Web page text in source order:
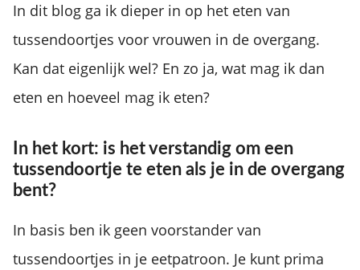
In dit blog ga ik dieper in op het eten van
tussendoortjes voor vrouwen in de overgang.
Kan dat eigenlijk wel? En zo ja, wat mag ik dan
eten en hoeveel mag ik eten?
In het kort: is het verstandig om een
tussendoortje te eten als je in de overgang
bent?
In basis ben ik geen voorstander van
tussendoortjes in je eetpatroon. Je kunt prima